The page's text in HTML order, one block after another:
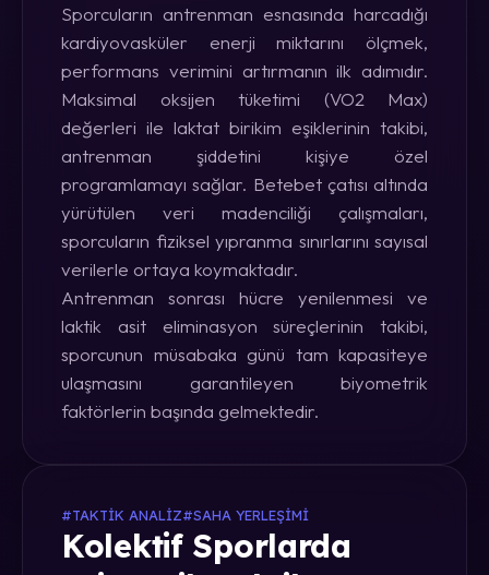
Sporcuların antrenman esnasında harcadığı
kardiyovasküler enerji miktarını ölçmek,
performans verimini artırmanın ilk adımıdır.
Maksimal oksijen tüketimi (VO2 Max)
değerleri ile laktat birikim eşiklerinin takibi,
antrenman şiddetini kişiye özel
programlamayı sağlar. Betebet çatısı altında
yürütülen veri madenciliği çalışmaları,
sporcuların fiziksel yıpranma sınırlarını sayısal
verilerle ortaya koymaktadır.
Antrenman sonrası hücre yenilenmesi ve
laktik asit eliminasyon süreçlerinin takibi,
sporcunun müsabaka günü tam kapasiteye
ulaşmasını garantileyen biyometrik
faktörlerin başında gelmektedir.
#TAKTIK ANALIZ#SAHA YERLEŞIMI
Kolektif Sporlarda